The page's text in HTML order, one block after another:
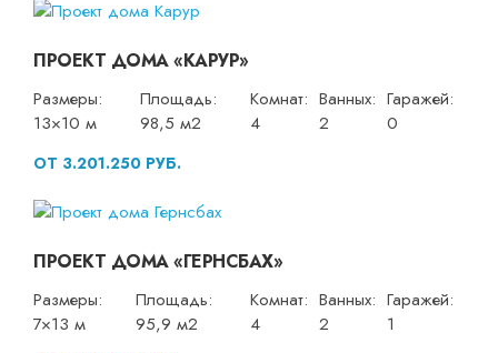
ПРОЕКТ ДОМА «КАРУР»
Размеры:
13×10 м
Площадь:
98,5 м2
Комнат:
4
Ванных:
2
Гаражей:
0
ОТ 3.201.250 РУБ.
ПРОЕКТ ДОМА «ГЕРНСБАХ»
Размеры:
7×13 м
Площадь:
95,9 м2
Комнат:
4
Ванных:
2
Гаражей:
1